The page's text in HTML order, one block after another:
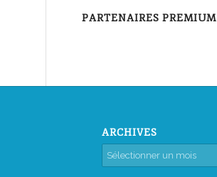
PARTENAIRES PREMIUM
ARCHIVES